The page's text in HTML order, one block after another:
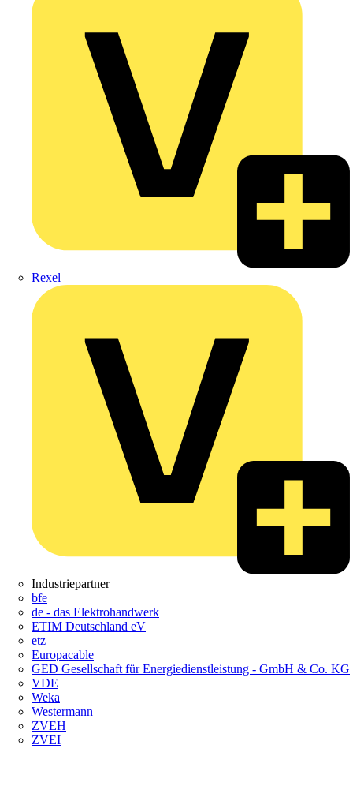
Rexel
Industriepartner
bfe
de - das Elektrohandwerk
ETIM Deutschland eV
etz
Europacable
GED Gesellschaft für Energiedienstleistung - GmbH & Co. KG
VDE
Weka
Westermann
ZVEH
ZVEI